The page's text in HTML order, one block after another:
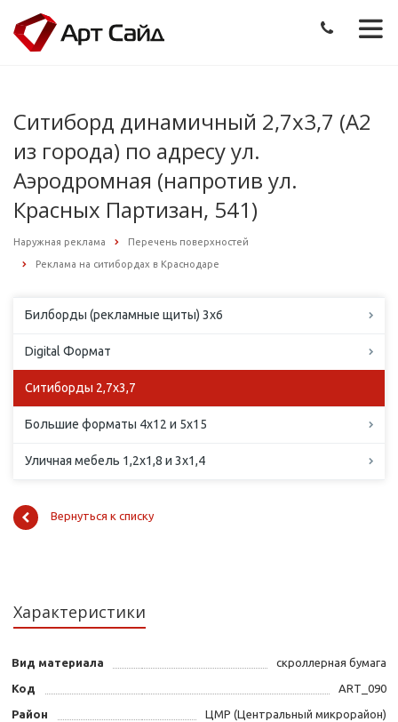
Ситиборд динамичный 2,7х3,7 (А2
из города) по адресу ул.
Аэродромная (напротив ул.
Красных Партизан, 541)
Наружная реклама Перечень поверхностей
Реклама на ситибордах в Краснодаре
Билборды (рекламные щиты) 3х6
Digital Формат
Ситиборды 2,7х3,7
Большие форматы 4х12 и 5х15
Уличная мебель 1,2х1,8 и 3х1,4
Вернуться к списку
Характеристики
Вид материала скроллерная бумага
Код ART_090
Район ЦМР (Центральный микрорайон)